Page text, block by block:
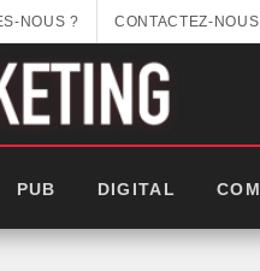
NOUS ? CONTACTEZ-NOUS
PUB DIGITAL COM